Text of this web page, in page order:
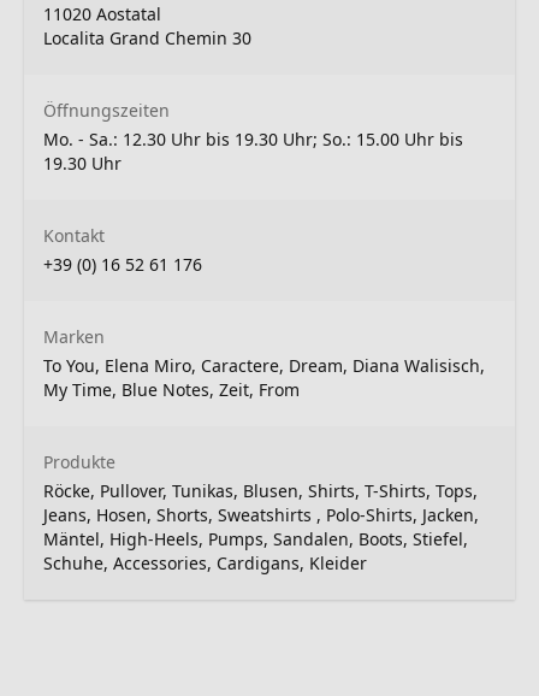
11020 Aostatal
Localita Grand Chemin 30
Öffnungszeiten
Mo. - Sa.: 12.30 Uhr bis 19.30 Uhr; So.: 15.00 Uhr bis
19.30 Uhr
Kontakt
+39 (0) 16 52 61 176
Marken
To You, Elena Miro, Caractere, Dream, Diana Walisisch,
My Time, Blue Notes, Zeit, From
Produkte
Röcke, Pullover, Tunikas, Blusen, Shirts, T-Shirts, Tops,
Jeans, Hosen, Shorts, Sweatshirts , Polo-Shirts, Jacken,
Mäntel, High-Heels, Pumps, Sandalen, Boots, Stiefel,
Schuhe, Accessories, Cardigans, Kleider